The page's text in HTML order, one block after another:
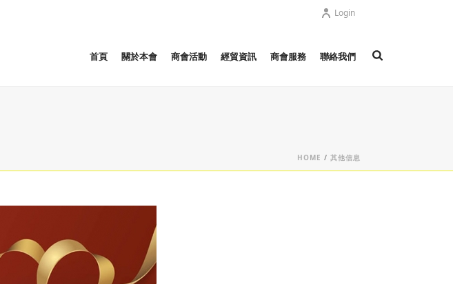
Login
首頁 關於本會 商會活動 經貿資訊 商會服務 聯絡我們
HOME / 其他信息